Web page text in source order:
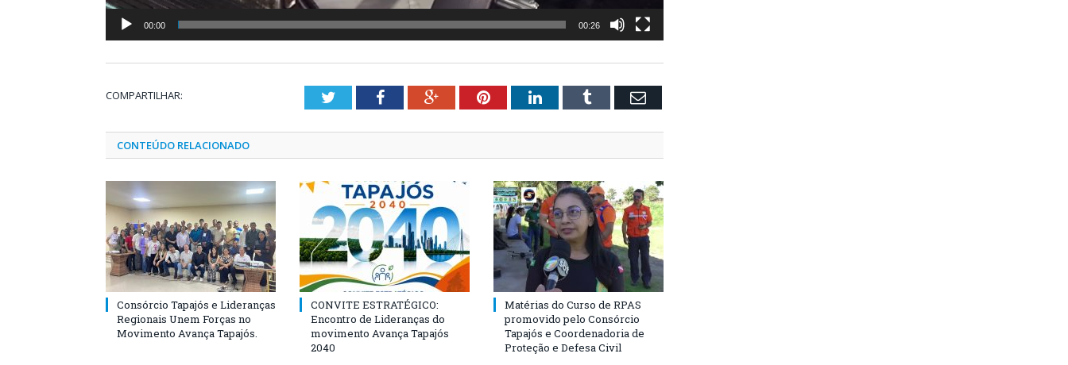
00:00 00:26
COMPARTILHAR: TwitterFacebookGoogle+PinterestLinkedInTumblr Email
CONTEÚDO RELACIONADO
Consórcio Tapajós e Lideranças
Regionais Unem Forças no
Movimento Avança Tapajós.
CONVITE ESTRATÉGICO:
Encontro de Lideranças do
movimento Avança Tapajós
2040
Matérias do Curso de RPAS
promovido pelo Consórcio
Tapajós e Coordenadoria de
Proteção e Defesa Civil